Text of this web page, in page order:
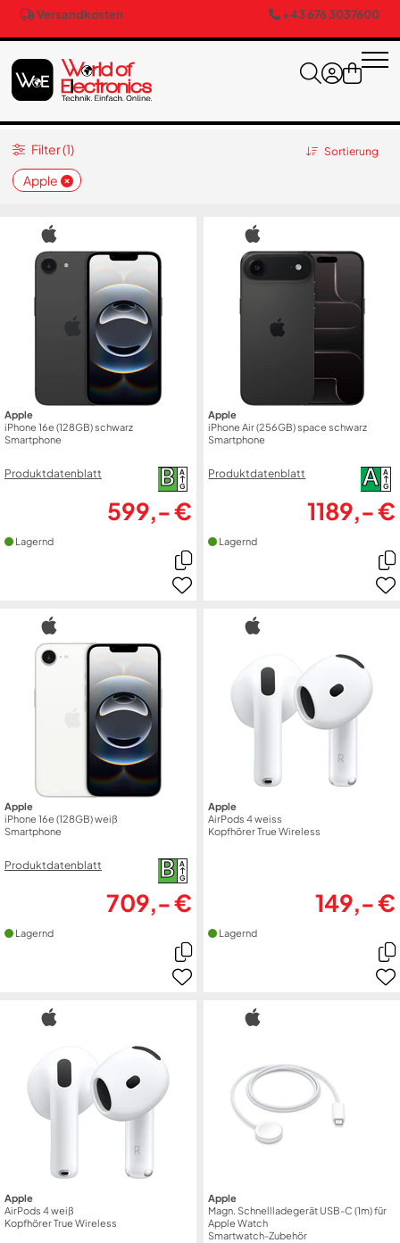
Versandkosten +43 676 3037600
Sortierung
Apple
Filter (1)
Apple
iPhone 16e (128GB) schwarz
Smartphone
Produktdatenblatt
A
G
B
599,- €
Lagernd
Apple
iPhone Air (256GB) space schwarz
Smartphone
Produktdatenblatt
A
G
A
1189,- €
Lagernd
Apple
iPhone 16e (128GB) weiß
Smartphone
Produktdatenblatt
A
G
B
709,- €
Lagernd
Apple
AirPods 4 weiss
Kopfhörer True Wireless
149,- €
Lagernd
Apple
AirPods 4 weiß
Kopfhörer True Wireless
Apple
Magn. Schnellladegerät USB-C (1m) für
Apple Watch
Smartwatch-Zubehör